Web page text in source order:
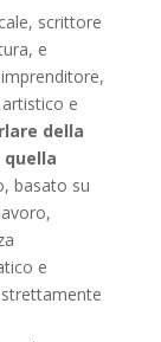
scrittore
e
e
della
quella
basato su
e